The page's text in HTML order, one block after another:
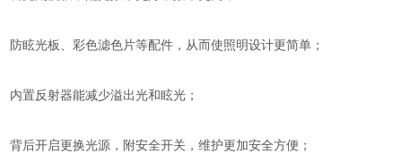
防眩光板、彩色滤色片等配件，从而使照明设计更简单；
内置反射器能减少溢出光和眩光；
背后开启更换光源，附安全开关，维护更加安全方便；